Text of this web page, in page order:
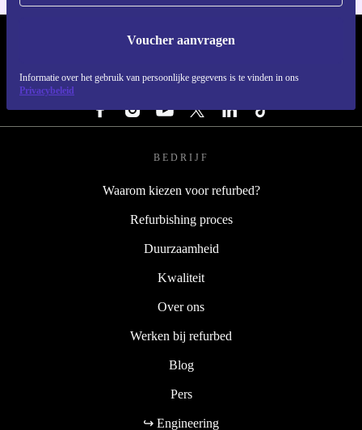
Voucher aanvragen
Informatie over het gebruik van persoonlijke gegevens is te vinden in ons
Privacybeleid
REFURBED NEDERLAND - RETHINK NEW.
VOLG ONS
BEDRIJF
Waarom kiezen voor refurbed?
Refurbishing proces
Duurzaamheid
Kwaliteit
Over ons
Werken bij refurbed
Blog
Pers
↪ Engineering